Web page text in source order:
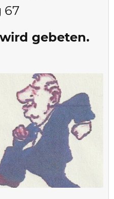
67
gebeten.